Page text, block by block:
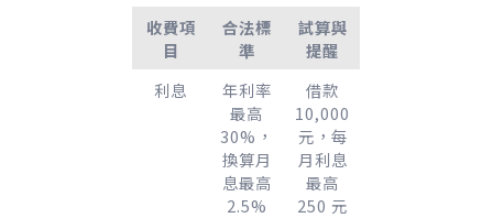
收費項
目
合法標
準
試算與
提醒
利息
年利率
最高
30%，
換算月
息最高
2.5%
借款
10,000
元，每
月利息
最高
250 元